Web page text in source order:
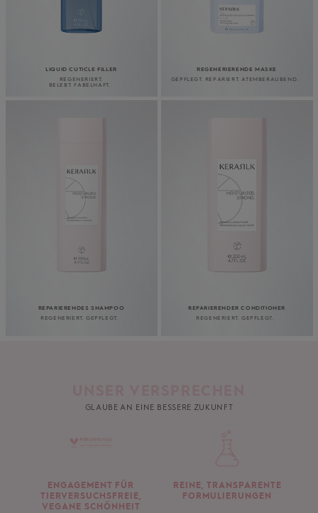
LIQUID CUTICLE FILLER
REGENERIERT.
BELEBT. FABELHAFT.
REGENERIERENDE MASKE
GEPFLEGT. REPARIERT. ATEMBERAUBEND.
REPARIERENDES SHAMPOO
REGENERIERT. GEPFLEGT.
REPARIERENDER CONDITIONER
REGENERIERT. GEPFLEGT.
GLAUBE AN EINE BESSERE ZUKUNFT
ENGAGEMENT FÜR
TIERVERSUCHSFREIE,
VEGANE SCHÖNHEIT
REINE, TRANSPARENTE
FORMULIERUNGEN